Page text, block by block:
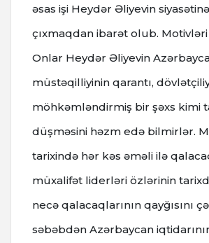
əsas işi Heydər Əliyevin
çıxmaqdan ibarət olub.
Onlar Heydər Əliyevin
müstəqilliyinin qarantı,
möhkəmləndirmiş bir şəxs kimi
düşməsini həzm edə bilmirlər.
tarixində hər kəs əməli ilə
müxalifət liderləri özlərinin
necə qalacaqlarının qayğısını
səbəbdən Azərbaycan